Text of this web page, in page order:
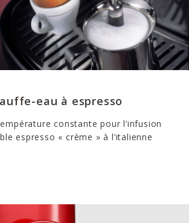
eau à espresso
constante pour l’infusion
espresso « crème » à l’italienne